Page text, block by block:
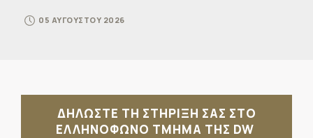
05 ΑΥΓΟΥΣΤΟΥ 2026
ΔΗΛΩΣΤΕ ΤΗ ΣΤΗΡΙΞΗ ΣΑΣ ΣΤΟ
ΕΛΛΗΝΟΦΩΝΟ ΤΜΗΜΑ ΤΗΣ DW